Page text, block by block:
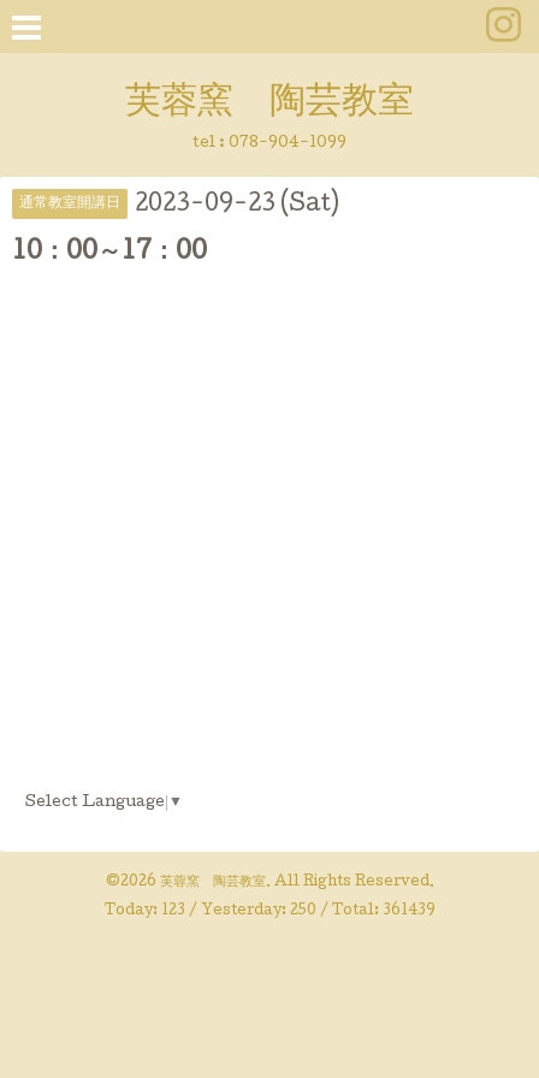
芙蓉窯 陶芸教室
tel : 078-904-1099
通常教室開講日 2023-09-23 (Sat)
10：00～17：00
Select Language ▼
©2026 芙蓉窯 陶芸教室. All Rights Reserved.
Today: 123 / Yesterday: 250 / Total: 361439